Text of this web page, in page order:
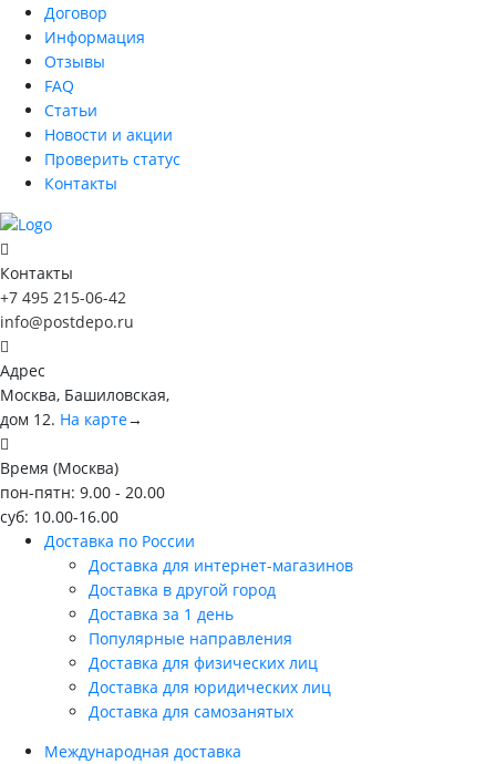
Договор
Информация
Отзывы
FAQ
Статьи
Новости и акции
Проверить статус
Контакты
Контакты
+7 495 215-06-42
info@postdepo.ru
Адрес
Москва, Башиловская,
дом 12. На карте→
Время (Москва)
пон-пятн: 9.00 - 20.00
суб: 10.00-16.00
Доставка по России
Доставка для интернет-магазинов
Доставка в другой город
Доставка за 1 день
Популярные направления
Доставка для физических лиц
Доставка для юридических лиц
Доставка для самозанятых
Международная доставка